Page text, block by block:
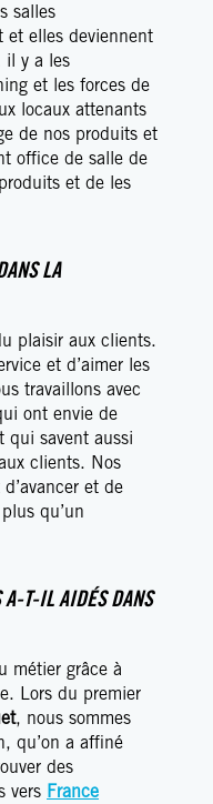
salles
et elles deviennent
il y a les
et les forces de
locaux attenants
de nos produits et
office de salle de
et de les
LA
plaisir aux clients.
et d’aimer les
travaillons avec
ont envie de
qui savent aussi
clients. Nos
et de
qu’un
A-T-IL AIDÉS DANS
métier grâce à
Lors du premier
, nous sommes
qu’on a affiné
des
vers France